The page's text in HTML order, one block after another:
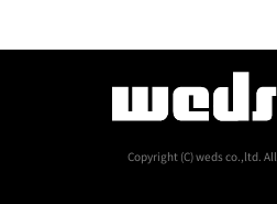
Copyright (C) weds co.,ltd.